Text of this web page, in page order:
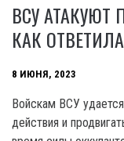
ВСУ
КАК
8 ИЮНЯ, 2023
Войскам ВСУ
действия и